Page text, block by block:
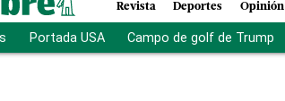
Revista Deportes Opinión
Portada USA Campo de golf de Trump